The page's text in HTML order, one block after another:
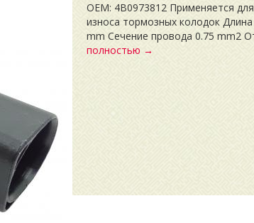
OEM: 4B0973812 Применяется
износа тормозных колодок
mm Сечение провода 0.75 mm2
полностью →